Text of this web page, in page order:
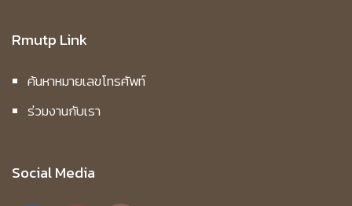
Rmutp Link
ค้นหาหมายเลขโทรศัพท์
ร่วมงานกับเรา
Social Media